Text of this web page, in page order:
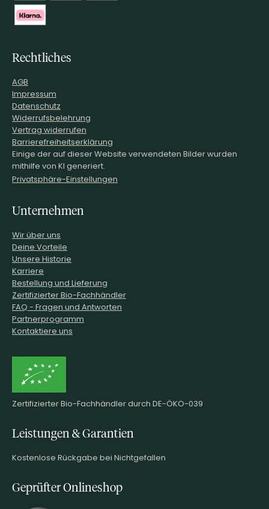
Rechtliches
AGB
Impressum
Datenschutz
Widerrufsbelehrung
Vertrag widerrufen
Barrierefreiheitserklärung
Einige der auf dieser Website verwendeten Bilder wurden
mithilfe von KI generiert.
Privatsphäre-Einstellungen
Unternehmen
Wir über uns
Deine Vorteile
Unsere Historie
Karriere
Bestellung und Lieferung
Zertifizierter Bio-Fachhändler
FAQ - Fragen und Antworten
Partnerprogramm
Kontaktiere uns
Zertifizierter Bio-Fachhändler durch DE-ÖKO-039
Leistungen & Garantien
Kostenlose Rückgabe bei Nichtgefallen
Geprüfter Onlineshop